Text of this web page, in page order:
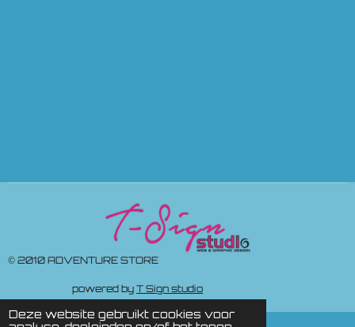
Deze website gebruikt cookies voor
© 2010 ADVENTURE STORE
powered by T Sign studio